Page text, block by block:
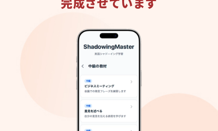
完成させています